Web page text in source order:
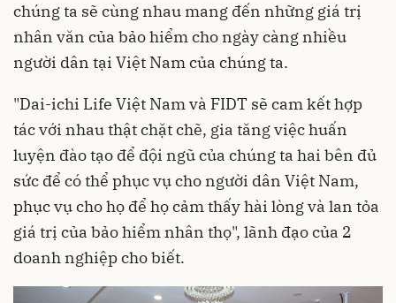
chúng ta sẽ cùng nhau mang đến những giá trị
nhân văn của bảo hiểm cho ngày càng nhiều
người dân tại Việt Nam của chúng ta.
"Dai-ichi Life Việt Nam và FIDT sẽ cam kết hợp
tác với nhau thật chặt chẽ, gia tăng việc huấn
luyện đào tạo để đội ngũ của chúng ta hai bên đủ
sức để có thể phục vụ cho người dân Việt Nam,
phục vụ cho họ để họ cảm thấy hài lòng và lan tỏa
giá trị của bảo hiểm nhân thọ", lãnh đạo của 2
doanh nghiệp cho biết.